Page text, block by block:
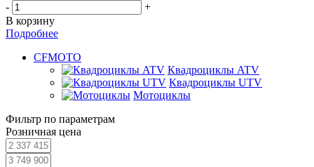
-
+
В корзину
Подробнее
CFMOTO
Квадроциклы ATV
Квадроциклы UTV
Мотоциклы
Фильтр по параметрам
Розничная цена